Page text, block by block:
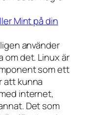
Mint på din
använder
om det. Linux är
som ett
att kunna
internet,
Det som